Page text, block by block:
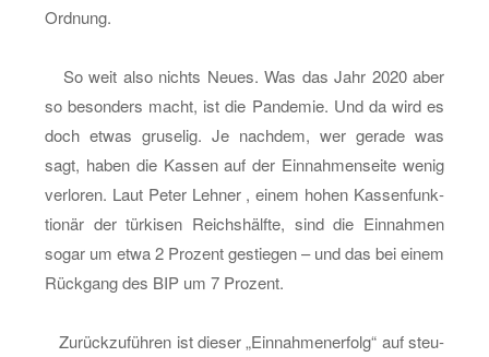
Ord­nung.
So weit also nichts Neues. Was das Jahr 2020 aber
so be­son­ders macht, ist die Pan­de­mie. Und da wird es
doch etwas gru­se­lig. Je nach­dem, wer ge­ra­de was
sagt, haben die Kas­sen auf der Ein­nah­men­sei­te wenig
ver­lo­ren. Laut Peter Leh­ner , einem hohen Kas­sen­funk­
tio­när der tür­ki­sen Reichs­hälf­te, sind die Ein­nah­men
sogar um etwa 2 Pro­zent ge­stie­gen – und das bei einem
Rück­gang des BIP um 7 Pro­zent.
Zu­rück­zu­füh­ren ist die­ser „Ein­nah­men­er­folg“ auf steu­